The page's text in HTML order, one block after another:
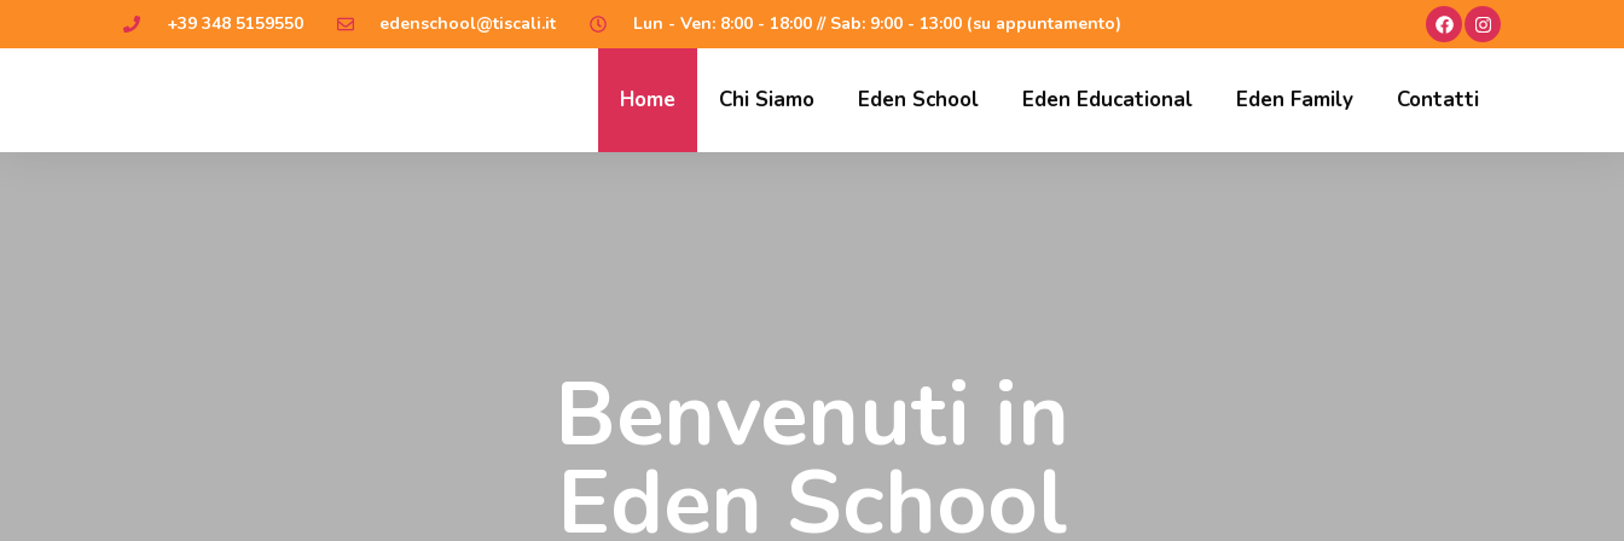
+39 348 5159550 edenschool@tiscali.it Lun - Ven: 8:00 - 18:00 // Sab: 9:00 - 13:00 (su appuntamento)
Home Chi Siamo Eden School Eden Educational Eden Family Contatti
Benvenuti in
Eden School